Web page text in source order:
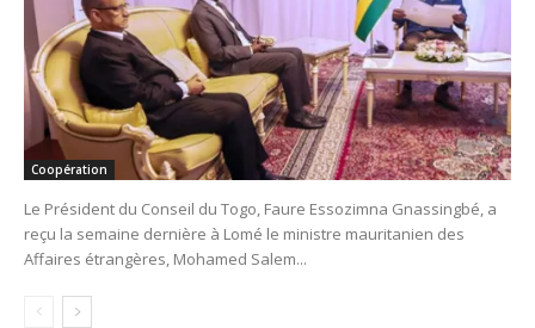
Coopération
Le Président du Conseil du Togo, Faure Essozimna Gnassingbé, a
reçu la semaine dernière à Lomé le ministre mauritanien des
Affaires étrangères, Mohamed Salem...